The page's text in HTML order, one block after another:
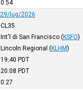
0:54
29/lug/2026
CL35
Int'l di San Francisco (KSFO)
Lincoln Regional (KLHM)
19:40 PDT
20:08 PDT
0:27